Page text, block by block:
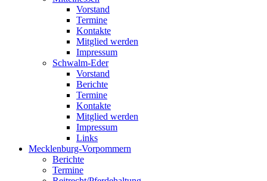
Vorstand
Termine
Kontakte
Mitglied werden
Impressum
Schwalm-Eder
Vorstand
Berichte
Termine
Kontakte
Mitglied werden
Impressum
Links
Mecklenburg-Vorpommern
Berichte
Termine